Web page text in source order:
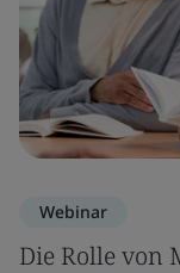
Webinar
Die Rolle von